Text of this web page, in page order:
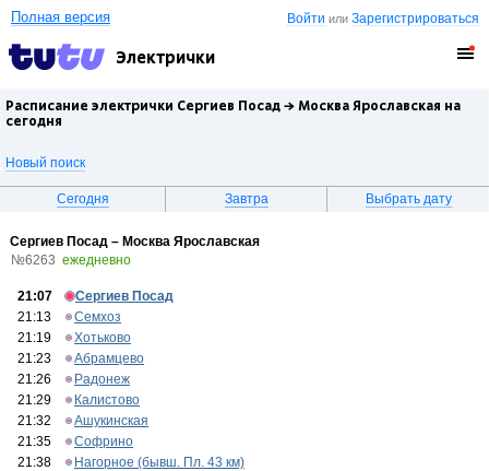
Войти илиЗарегистрироваться
Полная версия
Электрички
Расписание электрички Сергиев Посад → Москва Ярославская на
сегодня
Новый поиск
Сегодня Завтра Выбрать дату
Сергиев Посад – Москва Ярославская
№6263 ежедневно
21:07
Сергиев Посад
21:13
Семхоз
21:19
Хотьково
21:23
Абрамцево
21:26
Радонеж
21:29
Калистово
21:32
Ашукинская
21:35
Софрино
21:38
Нагорное (бывш. Пл. 43 км)